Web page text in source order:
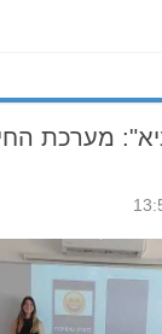
מערכת